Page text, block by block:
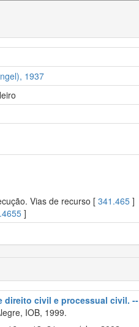
1937
Vias de recurso [ 341.465 ]
]
direito civil e processual civil. --
IOB, 1999.